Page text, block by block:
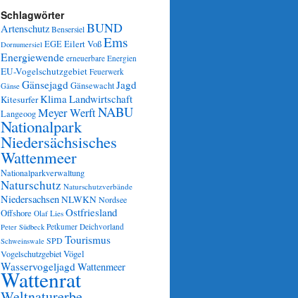
Schlagwörter
Artenschutz Bensersiel BUND
Dornumersiel EGEEilert VoßEms
Energiewende erneuerbare Energien
EU-Vogelschutzgebiet Feuerwerk
Gänse GänsejagdGänsewachtJagd
KitesurferKlimaLandwirtschaft
LangeoogMeyer WerftNABU
Nationalpark
Niedersächsisches
Wattenmeer
Nationalparkverwaltung
Naturschutz Naturschutzverbände
NiedersachsenNLWKNNordsee
Offshore Olaf Lies Ostfriesland
Peter Südbeck Petkumer Deichvorland
Schweinswale SPDTourismus
VogelschutzgebietVögel
WasservogeljagdWattenmeer
Wattenrat